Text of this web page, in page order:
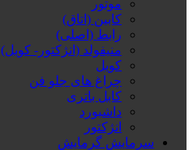
موتور
کابین (اتاق)
رابط (اصلی)
منیفولد (انژکتور- کویل)
کویل
چراغ های جلو فن
کابل باتری
داشبورد
انژکتور
سرمایش گرمایش